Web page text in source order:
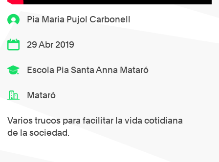
Pia Maria Pujol Carbonell
29 Abr 2019
Escola Pia Santa Anna Mataró
Mataró
Varios trucos para facilitar la vida cotidiana
de la sociedad.